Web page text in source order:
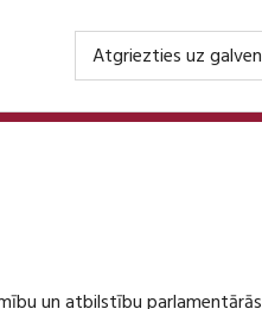
Atgriezties uz
un atbilstību